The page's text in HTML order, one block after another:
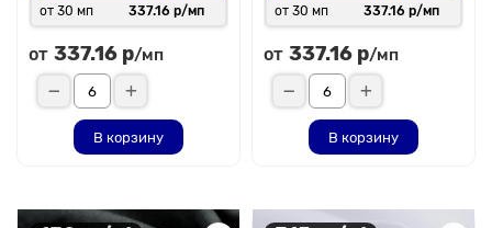
от 30 мп
337.16 р/мп
от 337.16 р/мп
В корзину
от 30 мп
337.16 р/мп
от 337.16 р/мп
В корзину